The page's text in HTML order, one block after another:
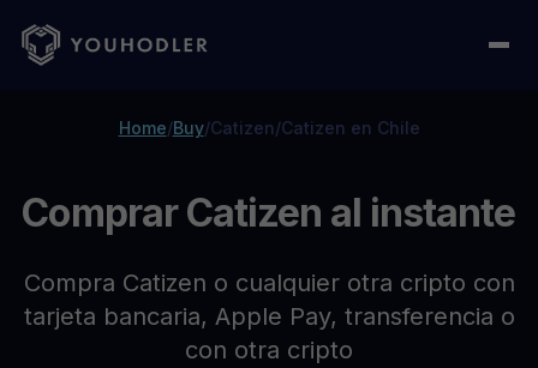
Home/Buy/Catizen/Catizen en Chile
Comprar Catizen al instante
Compra Catizen o cualquier otra cripto con
tarjeta bancaria, Apple Pay, transferencia o
con otra cripto